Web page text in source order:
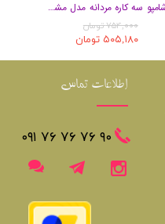
شامپو سه کاره مردانه مدل مشکی حجم 400 میل
۷۵۴,۰۰۰ تومان
۵۰۵,۱۸۰ تومان
اطلاعات تماس
​​٩٠ ٧۶ ٧۶ ٧۶ ٠٩١